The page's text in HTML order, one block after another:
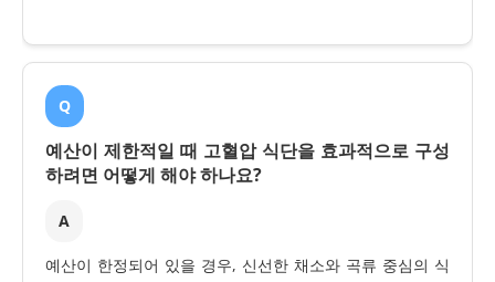
Q
예산이 제한적일 때 고혈압 식단을 효과적으로 구성
하려면 어떻게 해야 하나요?
A
예산이 한정되어 있을 경우, 신선한 채소와 곡류 중심의 식